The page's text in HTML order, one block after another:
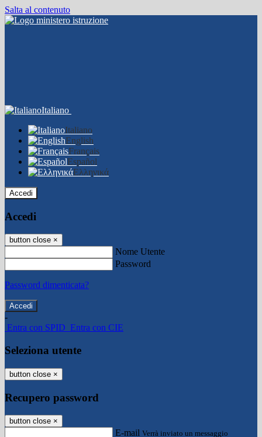
Salta al contenuto
Italiano
Italiano
English
Français
Español
Ελληνικά
Accedi
Accedi
button close ×
Nome Utente
Password
Password dimenticata?
-
Entra con SPID Entra con CIE
Seleziona utente
button close ×
Recupero password
button close ×
E-mail Verrà inviato un messaggio